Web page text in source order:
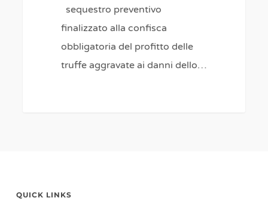
sequestro preventivo
finalizzato alla confisca
obbligatoria del profitto delle
truffe aggravate ai danni dello…
QUICK LINKS